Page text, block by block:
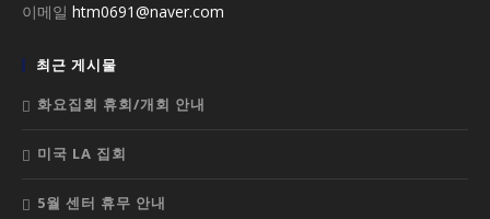
이메일 htm0691@naver.com
최근 게시물
화요집회 휴회/개회 안내
미국 LA 집회
5월 센터 휴무 안내